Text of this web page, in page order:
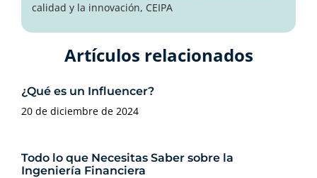
calidad y la innovación, CEIPA
Artículos relacionados​
¿Qué es un Influencer?
20 de diciembre de 2024
Todo lo que Necesitas Saber sobre la
Ingeniería Financiera